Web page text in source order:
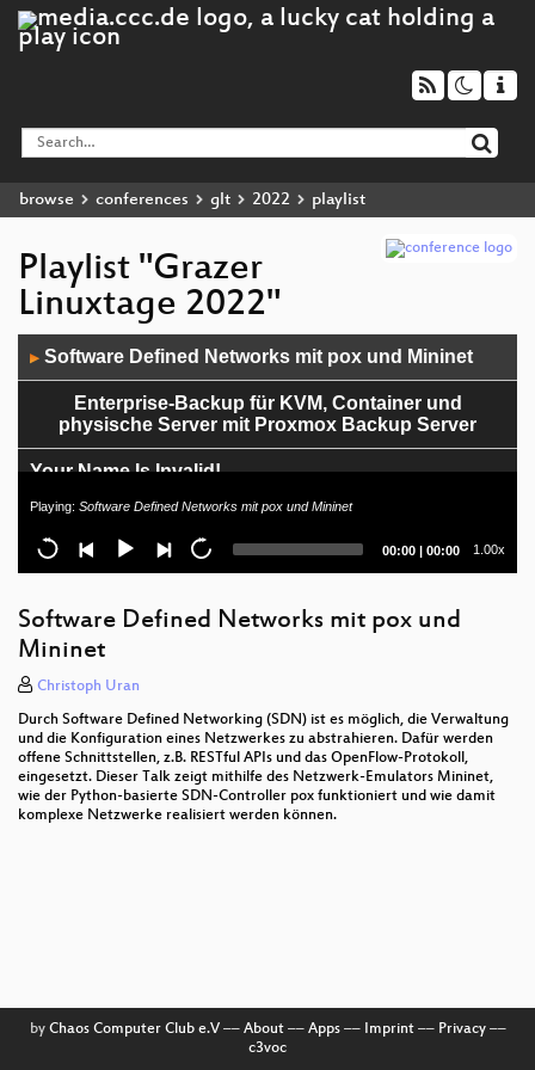
browse conferences glt 2022 playlist
Playlist "Grazer
Linuxtage 2022"
Player
▶ Software Defined Networks mit pox und Mininet
Enterprise-Backup für KVM, Container und
physische Server mit Proxmox Backup Server
Your Name Is Invalid!
AlekSIS, das freie Schul-Informations-System
Platzsprecher/DJ mit Open Source
[SPONSOR] CI/CD is an UFO!
Balkonkraftwerk errichten und messen
Alternative Bedienkonzepte am Beispiel des Oberon
Systems
10 Jahre Open Data in Österreich
Playing: Software Defined Networks mit pox und Mininet
Current
00:00 | Total
00:00 1.00x
Software Defined Networks mit pox und
Mininet
Christoph Uran
Durch Software Defined Networking (SDN) ist es möglich, die Verwaltung
und die Konfiguration eines Netzwerkes zu abstrahieren. Dafür werden
offene Schnittstellen, z.B. RESTful APIs und das OpenFlow-Protokoll,
eingesetzt. Dieser Talk zeigt mithilfe des Netzwerk-Emulators Mininet,
wie der Python-basierte SDN-Controller pox funktioniert und wie damit
komplexe Netzwerke realisiert werden können.
by Chaos Computer Club e.V–– About–– Apps–– Imprint–– Privacy––
c3voc